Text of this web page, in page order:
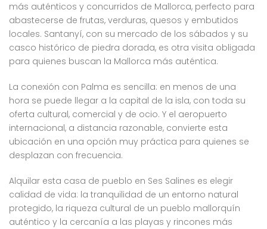
más auténticos y concurridos de Mallorca, perfecto para
abastecerse de frutas, verduras, quesos y embutidos
locales. Santanyí, con su mercado de los sábados y su
casco histórico de piedra dorada, es otra visita obligada
para quienes buscan la Mallorca más auténtica.
La conexión con Palma es sencilla: en menos de una
hora se puede llegar a la capital de la isla, con toda su
oferta cultural, comercial y de ocio. Y el aeropuerto
internacional, a distancia razonable, convierte esta
ubicación en una opción muy práctica para quienes se
desplazan con frecuencia.
Alquilar esta casa de pueblo en Ses Salines es elegir
calidad de vida: la tranquilidad de un entorno natural
protegido, la riqueza cultural de un pueblo mallorquín
auténtico y la cercanía a las playas y rincones más